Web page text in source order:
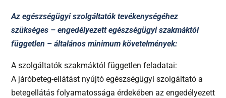
Az egészségügyi szolgáltatók tevékenységéhez
szükséges – engedélyezett egészségügyi szakmáktól
független – általános minimum követelmények:
A szolgáltatók szakmáktól független feladatai:
A járóbeteg-ellátást nyújtó egészségügyi szolgáltató a
betegellátás folyamatossága érdekében az engedélyezett